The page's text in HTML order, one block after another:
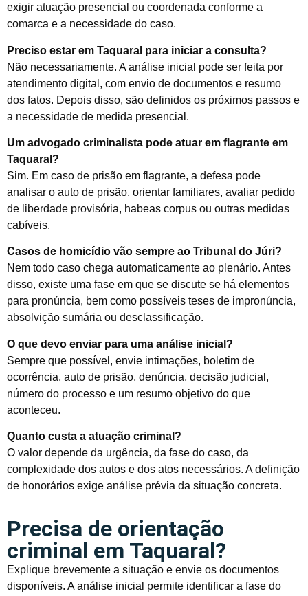
exigir atuação presencial ou coordenada conforme a
comarca e a necessidade do caso.
Preciso estar em Taquaral para iniciar a consulta?
Não necessariamente. A análise inicial pode ser feita por
atendimento digital, com envio de documentos e resumo
dos fatos. Depois disso, são definidos os próximos passos e
a necessidade de medida presencial.
Um advogado criminalista pode atuar em flagrante em
Taquaral?
Sim. Em caso de prisão em flagrante, a defesa pode
analisar o auto de prisão, orientar familiares, avaliar pedido
de liberdade provisória, habeas corpus ou outras medidas
cabíveis.
Casos de homicídio vão sempre ao Tribunal do Júri?
Nem todo caso chega automaticamente ao plenário. Antes
disso, existe uma fase em que se discute se há elementos
para pronúncia, bem como possíveis teses de impronúncia,
absolvição sumária ou desclassificação.
O que devo enviar para uma análise inicial?
Sempre que possível, envie intimações, boletim de
ocorrência, auto de prisão, denúncia, decisão judicial,
número do processo e um resumo objetivo do que
aconteceu.
Quanto custa a atuação criminal?
O valor depende da urgência, da fase do caso, da
complexidade dos autos e dos atos necessários. A definição
de honorários exige análise prévia da situação concreta.
Precisa de orientação
criminal em Taquaral?
Explique brevemente a situação e envie os documentos
disponíveis. A análise inicial permite identificar a fase do